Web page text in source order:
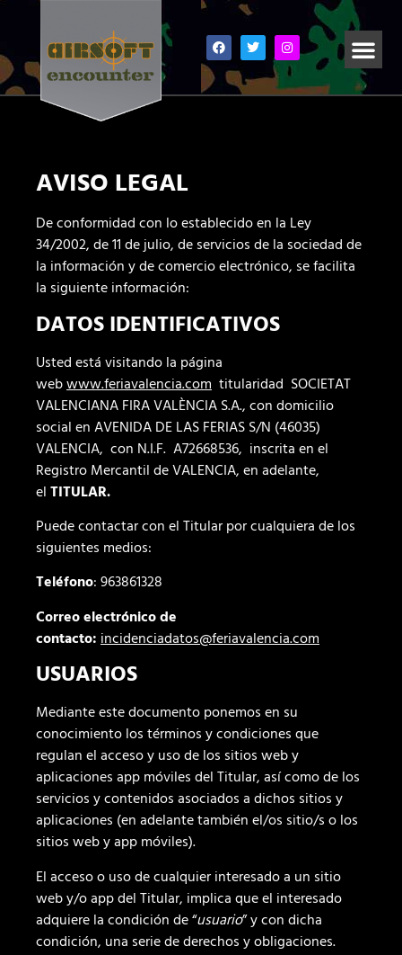
AVISO LEGAL
De conformidad con lo establecido en la Ley
34/2002, de 11 de julio, de servicios de la sociedad de
la información y de comercio electrónico, se facilita
la siguiente información:
DATOS IDENTIFICATIVOS
Usted está visitando la página
webwww.feriavalencia.com titularidad SOCIETAT
VALENCIANA FIRA VALÈNCIA S.A., con domicilio
social en AVENIDA DE LAS FERIAS S/N (46035)
VALENCIA, con N.I.F. A72668536, inscrita en el
Registro Mercantil de VALENCIA, en adelante,
elTITULAR.
Puede contactar con el Titular por cualquiera de los
siguientes medios:
Teléfono: 963861328
Correo electrónico de
contacto:incidenciadatos@feriavalencia.com
USUARIOS
Mediante este documento ponemos en su
conocimiento los términos y condiciones que
regulan el acceso y uso de los sitios web y
aplicaciones app móviles del Titular, así como de los
servicios y contenidos asociados a dichos sitios y
aplicaciones (en adelante también el/os sitio/s o los
sitios web y app móviles).
El acceso o uso de cualquier interesado a un sitio
web y/o app del Titular, implica que el interesado
adquiere la condición de “usuario” y con dicha
condición, una serie de derechos y obligaciones.